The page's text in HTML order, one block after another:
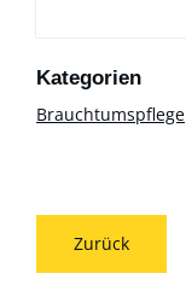
Brauchtumspflege
Zurück